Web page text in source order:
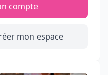
compte
mon espace